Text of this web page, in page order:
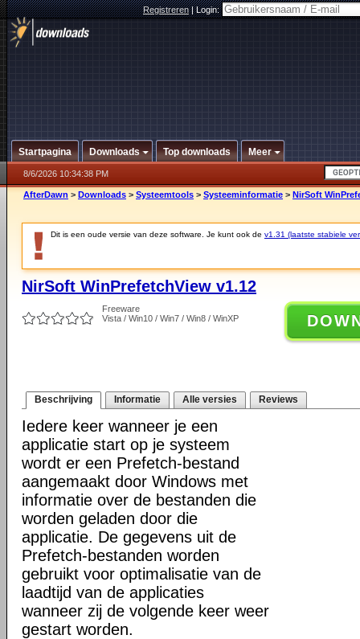
Registreren|Login:
Startpagina Downloads Top downloads Meer
8/6/2026 10:34:38 PM
AfterDawn > Downloads > Systeemtools > Systeeminformatie > NirSoft
Dit is een oude versie van deze software. Je kunt ook de v1.31 (laatste stabiele
NirSoft WinPrefetchView v1.12
Freeware
Vista / Win10 / Win7 / Win8 / WinXP
Beschrijving Informatie Alle versies Reviews
Iedere keer wanneer je een
applicatie start op je systeem
wordt er een Prefetch-bestand
aangemaakt door Windows met
informatie over de bestanden die
worden geladen door die
applicatie. De gegevens uit de
Prefetch-bestanden worden
gebruikt voor optimalisatie van de
laadtijd van de applicaties
wanneer zij de volgende keer weer
gestart worden.